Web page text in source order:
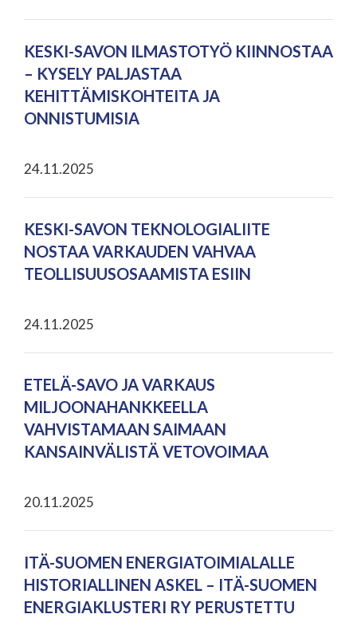
KESKI-SAVON ILMASTOTYÖ KIINNOSTAA
– KYSELY PALJASTAA
KEHITTÄMISKOHTEITA JA
ONNISTUMISIA
24.11.2025
KESKI-SAVON TEKNOLOGIALIITE
NOSTAA VARKAUDEN VAHVAA
TEOLLISUUSOSAAMISTA ESIIN
24.11.2025
ETELÄ-SAVO JA VARKAUS
MILJOONAHANKKEELLA
VAHVISTAMAAN SAIMAAN
KANSAINVÄLISTÄ VETOVOIMAA
20.11.2025
ITÄ-SUOMEN ENERGIATOIMIALALLE
HISTORIALLINEN ASKEL – ITÄ-SUOMEN
ENERGIAKLUSTERI RY PERUSTETTU